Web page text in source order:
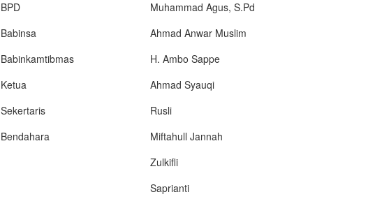
BPD
Muhammad Agus, S.Pd
Babinsa
Ahmad Anwar Muslim
Babinkamtibmas
H. Ambo Sappe
Ketua
Ahmad Syauqi
Sekertaris
Rusli
Bendahara
Miftahull Jannah
Zulkifli
Saprianti